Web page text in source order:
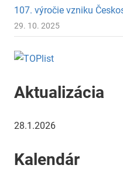
107. výročie vzniku
29. 10. 2025
Aktualizácia
28.1.2026
Kalendár